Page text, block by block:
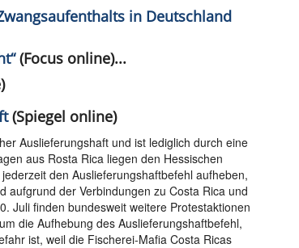
in Deutschland
(Focus online)...
(Spiegel online)
Auslieferungshaft und ist lediglich durch eine
aus Rosta Rica liegen den Hessischen
den Auslieferungshaftbefehl aufheben,
aufgrund der Verbindungen zu Costa Rica und
Juli finden bundesweit weitere Protestaktionen
die Aufhebung des Auslieferungshaftbefehl,
ist, weil die Fischerei-Mafia Costa Ricas